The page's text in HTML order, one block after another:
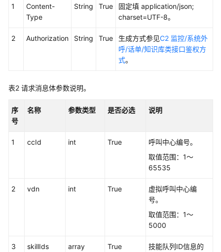
统
配
类
（API
操
口
控
1
Content-
Type
String True
固定填 application/json;
charset=UTF-8。
2 Authorization String True 生成方式参见C2 监控/系统外
呼/话单/知识库类接口鉴权方
式。
表2 请求消息体参数说明。
序
号
名称 参数类型 是否必选 说明
1 ccId int True
呼叫中心编号。
取值范围：1～
65535
2 vdn int True
虚拟呼叫中心编
号。
取值范围：1～
5000
3 skillIds array True
技能队列ID信息的